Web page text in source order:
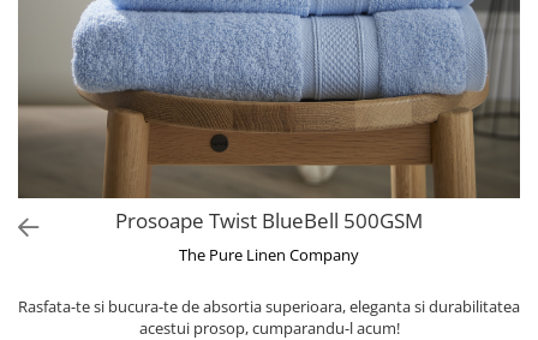
Prosoape Twist BlueBell 500GSM
The Pure Linen Company
Rasfata-te si bucura-te de absortia superioara, eleganta si durabilitatea
acestui prosop, cumparandu-l acum!